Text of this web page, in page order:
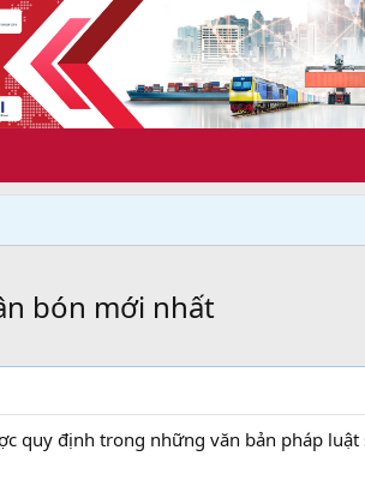
bón mới nhất
quy định trong những văn bản pháp luật